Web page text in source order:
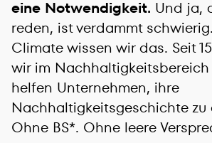
eine Notwendigkeit. Und ja,
reden, ist verdammt
Climate wissen wir das. Seit
wir im
helfen Unternehmen, ihre
Nachhaltigkeitsgeschichte zu
Ohne BS*. Ohne leere